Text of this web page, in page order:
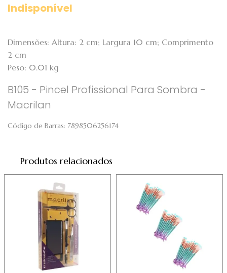
Indisponível
Dimensões: Altura: 2 cm; Largura 10 cm; Comprimento
2 cm
Peso: 0.01 kg
B105 - Pincel Profissional Para Sombra -
Macrilan
Código de Barras: 7898506256174
Produtos relacionados